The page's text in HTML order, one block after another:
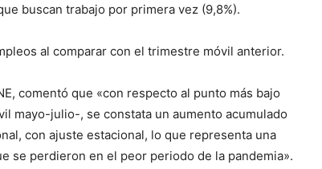
buscan trabajo por primera vez (9,8%).
al comparar con el trimestre móvil anterior.
comentó que «con respecto al punto más bajo
mayo-julio-, se constata un aumento acumulado
con ajuste estacional, lo que representa una
se perdieron en el peor periodo de la pandemia».